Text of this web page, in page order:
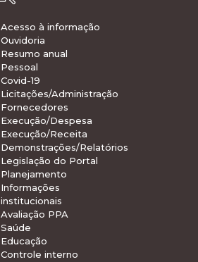
Acesso à informação
Ouvidoria
Resumo anual
Pessoal
Covid-19
Licitações/Administração
Fornecedores
Execução/Despesa
Execução/Receita
Demonstrações/Relatórios
Legislação do Portal
Planejamento
Informações
institucionais
Avaliação PPA
Saúde
Educação
Controle interno